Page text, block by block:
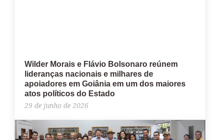
Wilder Morais e Flávio Bolsonaro reúnem
lideranças nacionais e milhares de
apoiadores em Goiânia em um dos maiores
atos políticos do Estado
29 de junho de 2026